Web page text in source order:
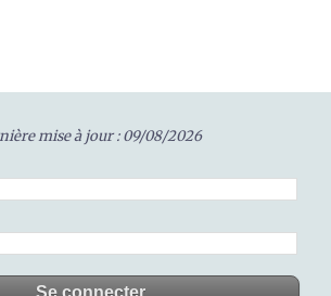
mise à jour : 09/08/2026